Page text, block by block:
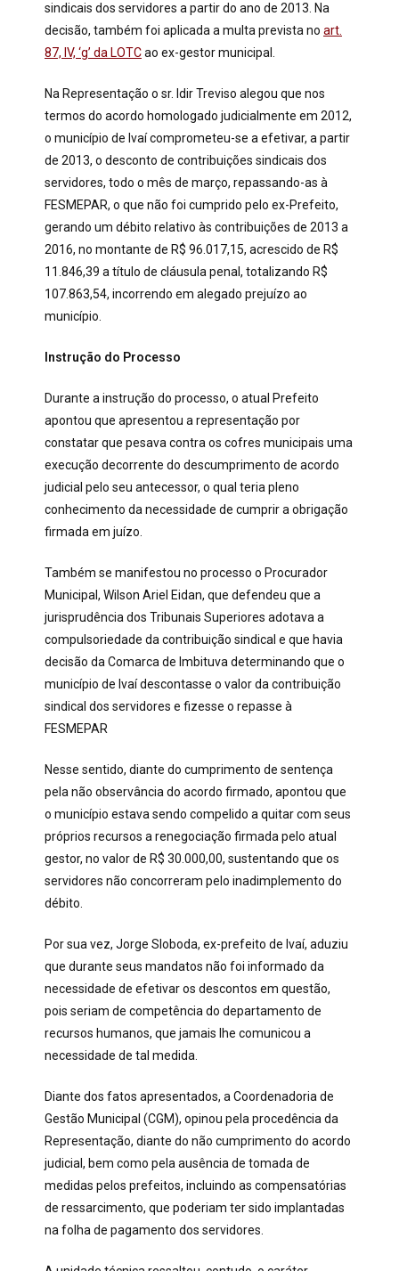
sindicais dos servidores a partir do ano de 2013. Na
decisão, também foi aplicada a multa prevista no art.
87, IV, ‘g’ da LOTCao ex-gestor municipal.
Na Representação o sr. Idir Treviso alegou que nos
termos do acordo homologado judicialmente em 2012,
o município de Ivaí comprometeu-se a efetivar, a partir
de 2013, o desconto de contribuições sindicais dos
servidores, todo o mês de março, repassando-as à
FESMEPAR, o que não foi cumprido pelo ex-Prefeito,
gerando um débito relativo às contribuições de 2013 a
2016, no montante de R$ 96.017,15, acrescido de R$
11.846,39 a título de cláusula penal, totalizando R$
107.863,54, incorrendo em alegado prejuízo ao
município.
Instrução do Processo
Durante a instrução do processo, o atual Prefeito
apontou que apresentou a representação por
constatar que pesava contra os cofres municipais uma
execução decorrente do descumprimento de acordo
judicial pelo seu antecessor, o qual teria pleno
conhecimento da necessidade de cumprir a obrigação
firmada em juízo.
Também se manifestou no processo o Procurador
Municipal, Wilson Ariel Eidan, que defendeu que a
jurisprudência dos Tribunais Superiores adotava a
compulsoriedade da contribuição sindical e que havia
decisão da Comarca de Imbituva determinando que o
município de Ivaí descontasse o valor da contribuição
sindical dos servidores e fizesse o repasse à
FESMEPAR
Nesse sentido, diante do cumprimento de sentença
pela não observância do acordo firmado, apontou que
o município estava sendo compelido a quitar com seus
próprios recursos a renegociação firmada pelo atual
gestor, no valor de R$ 30.000,00, sustentando que os
servidores não concorreram pelo inadimplemento do
débito.
Por sua vez, Jorge Sloboda, ex-prefeito de Ivaí, aduziu
que durante seus mandatos não foi informado da
necessidade de efetivar os descontos em questão,
pois seriam de competência do departamento de
recursos humanos, que jamais lhe comunicou a
necessidade de tal medida.
Diante dos fatos apresentados, a Coordenadoria de
Gestão Municipal (CGM), opinou pela procedência da
Representação, diante do não cumprimento do acordo
judicial, bem como pela ausência de tomada de
medidas pelos prefeitos, incluindo as compensatórias
de ressarcimento, que poderiam ter sido implantadas
na folha de pagamento dos servidores.